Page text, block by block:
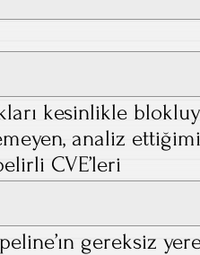
kesinlikle
analiz
CVE’leri
gereksiz